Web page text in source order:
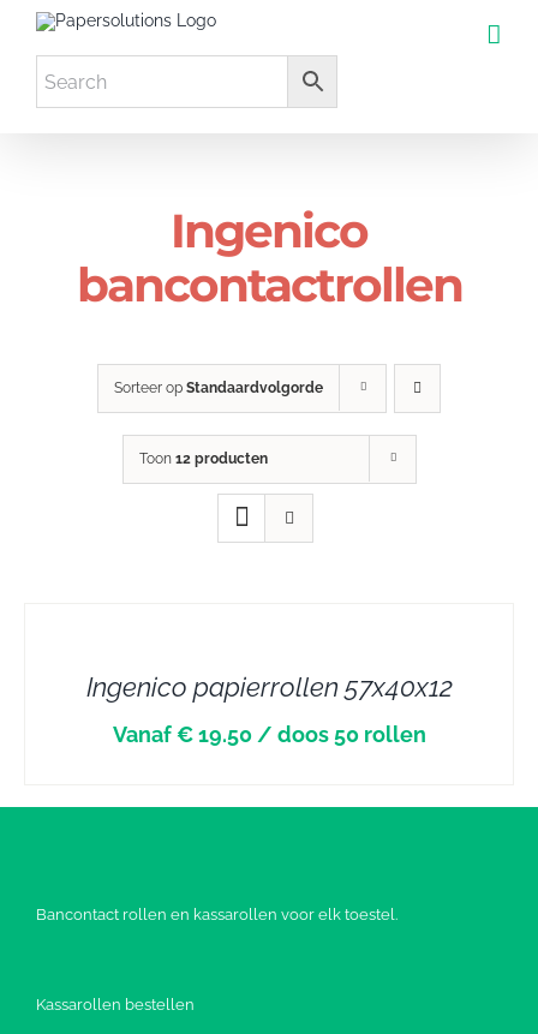
inhoud
Ingenico
bancontactrollen
Sorteer op Standaardvolgorde
Toon 12 producten
Ingenico papierrollen 57x40x12
Vanaf € 19.50 / doos 50 rollen
Bancontact rollen en kassarollen voor elk toestel.
Kassarollen bestellen